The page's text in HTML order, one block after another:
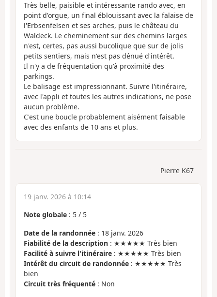
Très belle, paisible et intéressante rando avec, en
point d'orgue, un final éblouissant avec la falaise de
l'Erbsenfelsen et ses arches, puis le château du
Waldeck. Le cheminement sur des chemins larges
n'est, certes, pas aussi bucolique que sur de jolis
petits sentiers, mais n'est pas dénué d'intérêt.
Il n'y a de fréquentation qu'à proximité des
parkings.
Le balisage est impressionnant. Suivre l'itinéraire,
avec l'appli et toutes les autres indications, ne pose
aucun problème.
C'est une boucle probablement aisément faisable
avec des enfants de 10 ans et plus.
Pierre K67
19 janv. 2026 à 10:14
Note globale : 5 / 5
Date de la randonnée : 18 janv. 2026
Fiabilité de la description : ★★★★★ Très bien
Facilité à suivre l'itinéraire : ★★★★★ Très bien
Intérêt du circuit de randonnée : ★★★★★ Très
bien
Circuit très fréquenté : Non